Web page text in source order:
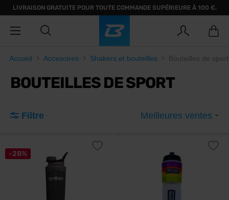
LIVRAISON GRATUITE POUR TOUTE COMMANDE SUPÉRIEURE À 100 €.
Accueil Accesoires Shakers et bouteilles Bouteilles de sport
BOUTEILLES DE SPORT
Filtre Meilleures ventes
-28%